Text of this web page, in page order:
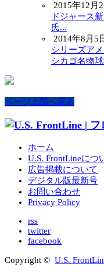
2015年12月
ドジャース
氏...
2014年8月5
シリーズア
シカゴ名物
ページ上部へ戻る
ホーム
U.S. FrontLineにつ
広告掲載について
デジタル版最新号
お問い合わせ
Privacy Policy
rss
twitter
facebook
Copyright © U.S.